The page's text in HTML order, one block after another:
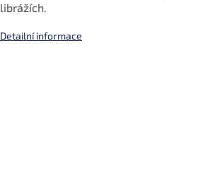
librážích.
Detailní informace